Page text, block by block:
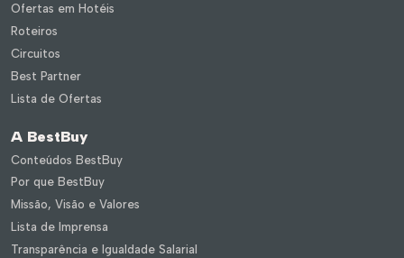
Ofertas em Hotéis
Roteiros
Circuitos
Best Partner
Lista de Ofertas
A BestBuy
Conteúdos BestBuy
Por que BestBuy
Missão, Visão e Valores
Lista de Imprensa
Transparência e Igualdade Salarial